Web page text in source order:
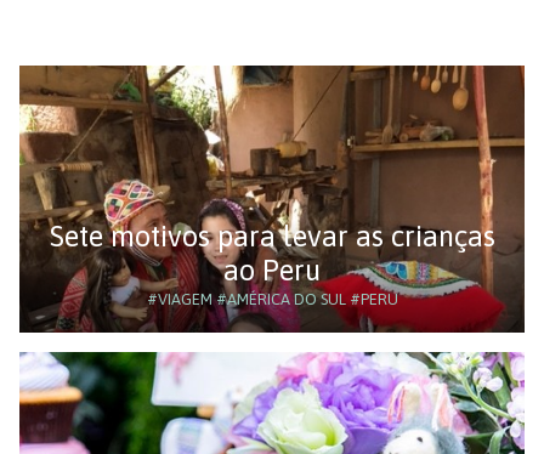
Sete motivos para levar as crianças
ao Peru
#VIAGEM#AMÉRICA DO SUL#PERU